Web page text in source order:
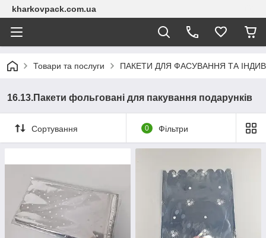
kharkovpack.com.ua
Товари та послуги ПАКЕТИ ДЛЯ ФАСУВАННЯ ТА
16.13.Пакети фольговані для пакування подарунків
Сортування 0 Фільтри